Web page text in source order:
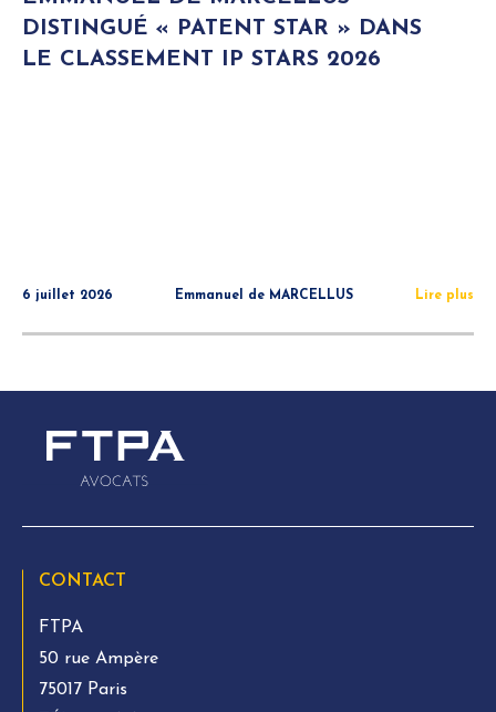
DISTINGUÉ « PATENT STAR » DANS
LE CLASSEMENT IP STARS 2026
6 juillet 2026 Emmanuel de MARCELLUS Lire plus
CONTACT
FTPA
50 rue Ampère
75017 Paris